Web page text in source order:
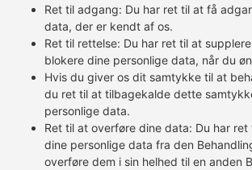
Ret til adgang: Du har ret til at få
data, der er kendt af os.
Ret til rettelse: Du har ret til at
blokere dine personlige data, når du
Hvis du giver os dit samtykke til at
du ret til at tilbagekalde dette
personlige data.
Ret til at overføre dine data: Du har
dine personlige data fra den
overføre dem i sin helhed til en anden